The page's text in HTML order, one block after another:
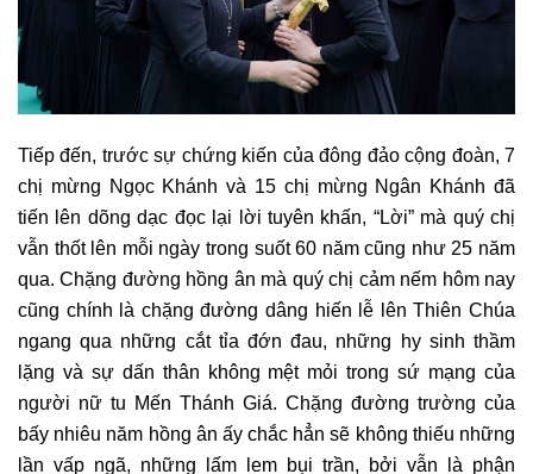
Tiếp đến, trước sự chứng kiến của đông đảo cộng đoàn, 7
chị mừng Ngọc Khánh và 15 chị mừng Ngân Khánh đã
tiến lên dõng dạc đọc lại lời tuyên khấn, “Lời” mà quý chị
vẫn thốt lên mỗi ngày trong suốt 60 năm cũng như 25 năm
qua. Chặng đường hồng ân mà quý chị cảm nếm hôm nay
cũng chính là chặng đường dâng hiến lễ lên Thiên Chúa
ngang qua những cắt tỉa đớn đau, những hy sinh thầm
lặng và sự dấn thân không mệt mỏi trong sứ mạng của
người nữ tu Mến Thánh Giá. Chặng đường trường của
bấy nhiêu năm hồng ân ấy chắc hẳn sẽ không thiếu những
lần vấp ngã, những lấm lem bụi trần, bởi vẫn là phận